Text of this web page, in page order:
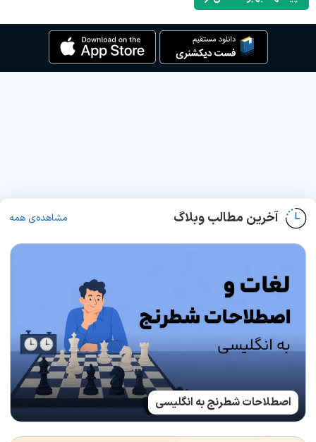
آخرین مطالب وبلاگ مشاهده‌ی همه
اصطلاحات شطرنج به انگلیسی